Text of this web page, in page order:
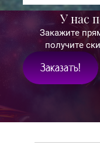
У нас
Закажите
получите
Заказать!